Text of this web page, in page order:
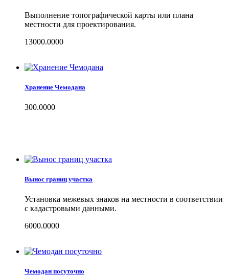
Выполнение топографической карты или плана
местности для проектирования.
13000.0000
Хранение Чемодана
300.0000
Вынос границ участка
Установка межевых знаков на местности в соответствии
с кадастровыми данными.
6000.0000
Чемодан посуточно